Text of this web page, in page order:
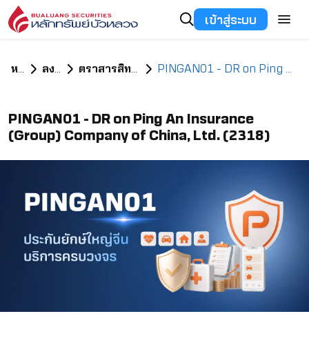
เข้าสู่ระบบ
หน้าแรก ลงทุนอะไรดี ตราสารสิทธิในหลักทรัพย์ต่างประเทศ PINGAN01 - DR on Ping An Insurance (Group) Company of China, Ltd. (2318)
PINGAN01 - DR on Ping An Insurance
(Group) Company of China, Ltd. (2318)